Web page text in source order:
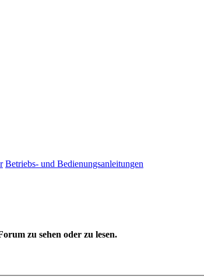
Betriebs- und Bedienungsanleitungen
zu sehen oder zu lesen.